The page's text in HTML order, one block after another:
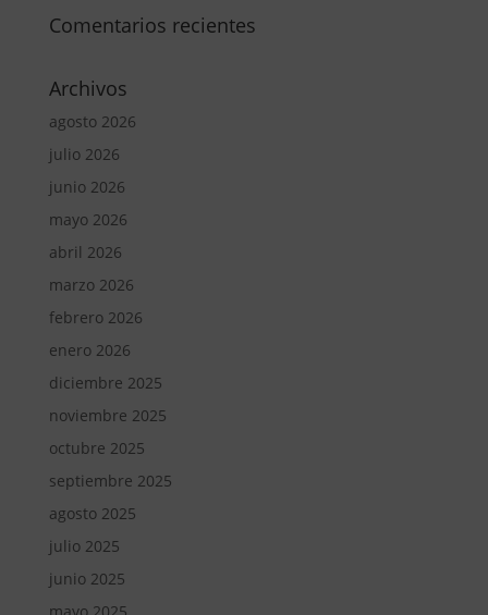
Comentarios recientes
Archivos
agosto 2026
julio 2026
junio 2026
mayo 2026
abril 2026
marzo 2026
febrero 2026
enero 2026
diciembre 2025
noviembre 2025
octubre 2025
septiembre 2025
agosto 2025
julio 2025
junio 2025